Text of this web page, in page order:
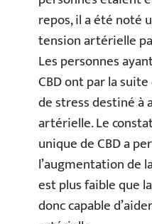
repos, il a été noté
tension artérielle
Les personnes
CBD ont par la
de stress destiné à
artérielle. Le
unique de CBD a
l’augmentation de
est plus faible que
donc capable